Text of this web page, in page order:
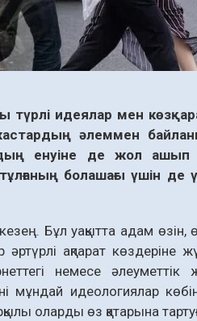
түрлі идеялар мен
әлеммен
енуіне де жол
болашағы үшін де
Бұл уақытта адам өзін,
ақпарат көздеріне
немесе әлеуметтік
идеологиялар
оларды өз қатарына